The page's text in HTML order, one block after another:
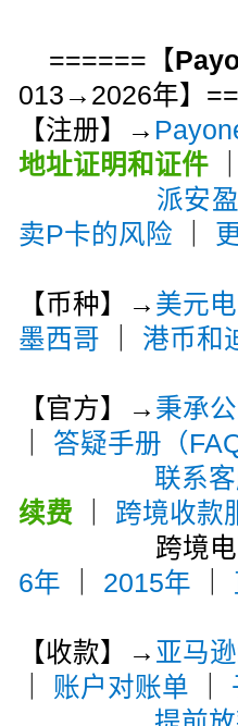
======【
013→2026年】
【注册】→
地址证明和证件
派安
卖P卡的风险
【币种】→ 美元电
墨西哥
港币和
【官方】→ 秉承
答疑手册（FAQ
联系
续费
跨境收款
跨境电商
6年
2015年
【收款】→ 亚马
账户对账单